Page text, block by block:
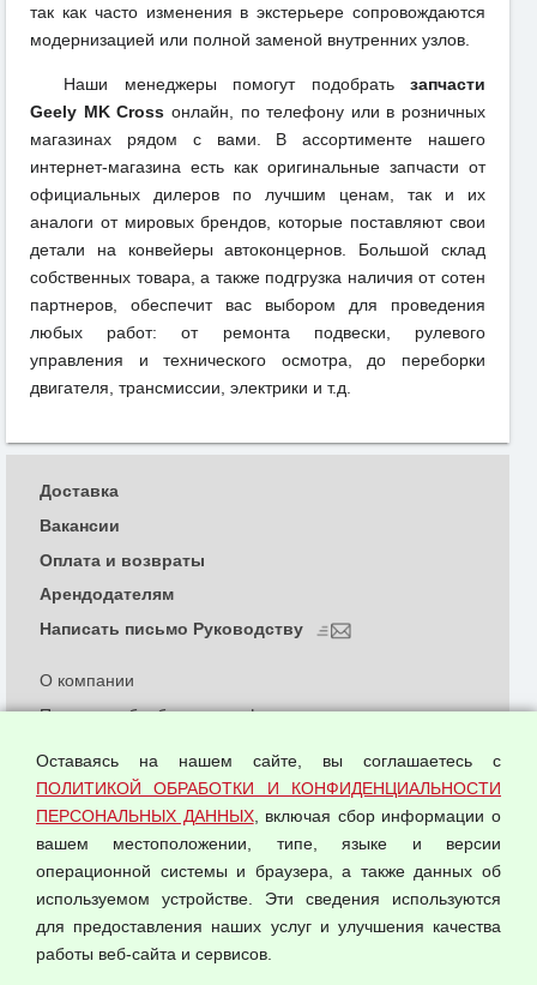
так как часто изменения в экстерьере сопровождаются
модернизацией или полной заменой внутренних узлов.
Наши менеджеры помогут подобрать запчасти
Geely MK Cross онлайн, по телефону или в розничных
магазинах рядом с вами. В ассортименте нашего
интернет-магазина есть как оригинальные запчасти от
официальных дилеров по лучшим ценам, так и их
аналоги от мировых брендов, которые поставляют свои
детали на конвейеры автоконцернов. Большой склад
собственных товара, а также подгрузка наличия от сотен
партнеров, обеспечит вас выбором для проведения
любых работ: от ремонта подвески, рулевого
управления и технического осмотра, до переборки
двигателя, трансмиссии, электрики и т.д.
© 2026 ООО "Феникс"
О компании
Политика обработки и конфиденциальности
Согласием на обработку персональных данных
Оферта оптовой купли-продажи
Публичная оферта
Доставка
Вакансии
Оплата и возвраты
Арендодателям
Написать письмо Руководству
Оставаясь на нашем сайте, вы соглашаетесь с
ПОЛИТИКОЙ ОБРАБОТКИ И КОНФИДЕНЦИАЛЬНОСТИ
ПЕРСОНАЛЬНЫХ ДАННЫХ, включая сбор информации о
вашем местоположении, типе, языке и версии
операционной системы и браузера, а также данных об
используемом устройстве. Эти сведения используются
для предоставления наших услуг и улучшения качества
работы веб-сайта и сервисов.